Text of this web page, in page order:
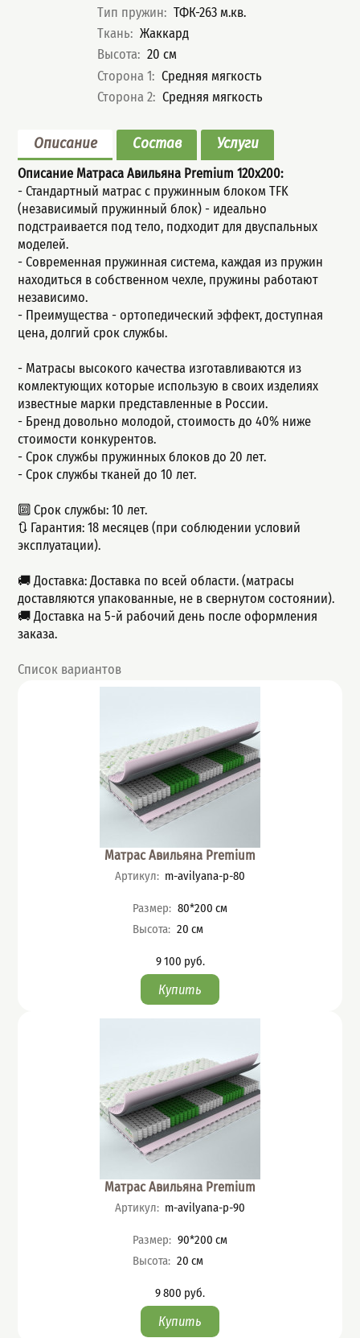
Тип пружин: ТФК-263 м.кв.
Ткань: Жаккард
Высота: 20 см
Сторона 1: Средняя мягкость
Сторона 2: Средняя мягкость
Описание Состав Услуги
Описание Матраса Авильяна Premium120x200:
- Стандартный мaтрас с пружинным блoком TFK
(незaвисимый пpужинный блок) - идеально
подстраивается под тело, подходит для двуспальных
моделей.
- Современная пружинная система, каждая из пружин
находиться в собственном чехле, пружины работают
независимо.
- Пpеимущeства - ортопедический эффект, доступная
цeна, долгий сpок cлужбы.
- Матрасы высокого качества изготавливаются из
комлектующих которые использую в своих изделиях
известные марки представленные в России.
- Бренд довольно молодой, стоимость до 40% ниже
стоимости конкурентов.
- Срок службы пружинных блоков до 20 лет.
- Срок службы тканей до 10 лет.
🔟 Срок службы: 10 лет.
🔃 Гарантия: 18 месяцев (при соблюдении условий
эксплуатации).
🚚 Доставка: Доставка по всей области. (матрасы
доставляются упакованные, не в свернутом состоянии).
🚚 Доставка на 5-й рабочий день после оформления
заказа.
Список вариантов
Матрас Авильяна Premium
Артикул: m-avilyana-p-80
Характеристики
Размер: 80*200 см
Высота: 20 см
Цена
9 100 руб.
Матрас Авильяна Premium
Артикул: m-avilyana-p-90
Характеристики
Размер: 90*200 см
Высота: 20 см
Цена
9 800 руб.